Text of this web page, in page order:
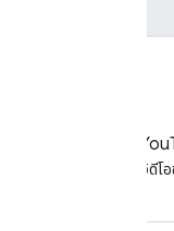
ดูวิดีโ